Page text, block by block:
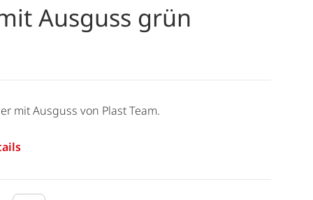
Ausguss grün
mit Ausguss von Plast Team.